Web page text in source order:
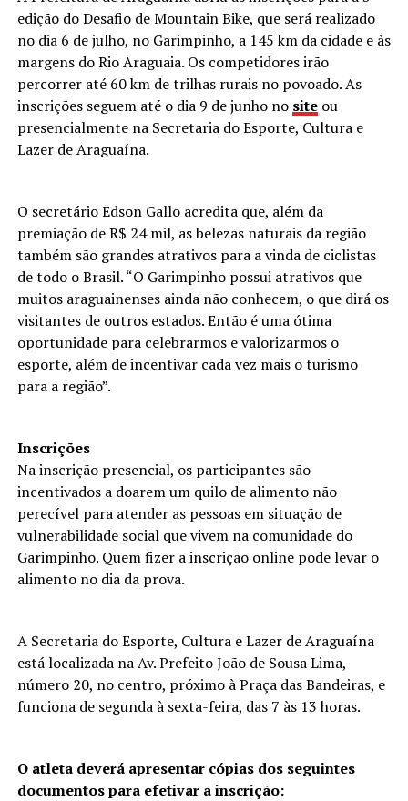
edição do Desafio de Mountain Bike, que será realizado
no dia 6 de julho, no Garimpinho, a 145 km da cidade e às
margens do Rio Araguaia. Os competidores irão
percorrer até 60 km de trilhas rurais no povoado. As
inscrições seguem até o dia 9 de junho no site ou
presencialmente na Secretaria do Esporte, Cultura e
Lazer de Araguaína.
O secretário Edson Gallo acredita que, além da
premiação de R$ 24 mil, as belezas naturais da região
também são grandes atrativos para a vinda de ciclistas
de todo o Brasil. “O Garimpinho possui atrativos que
muitos araguainenses ainda não conhecem, o que dirá os
visitantes de outros estados. Então é uma ótima
oportunidade para celebrarmos e valorizarmos o
esporte, além de incentivar cada vez mais o turismo
para a região”.
Inscrições
Na inscrição presencial, os participantes são
incentivados a doarem um quilo de alimento não
perecível para atender as pessoas em situação de
vulnerabilidade social que vivem na comunidade do
Garimpinho. Quem fizer a inscrição online pode levar o
alimento no dia da prova.
A Secretaria do Esporte, Cultura e Lazer de Araguaína
está localizada na Av. Prefeito João de Sousa Lima,
número 20, no centro, próximo à Praça das Bandeiras, e
funciona de segunda à sexta-feira, das 7 às 13 horas.
O atleta deverá apresentar cópias dos seguintes
documentos para efetivar a inscrição: